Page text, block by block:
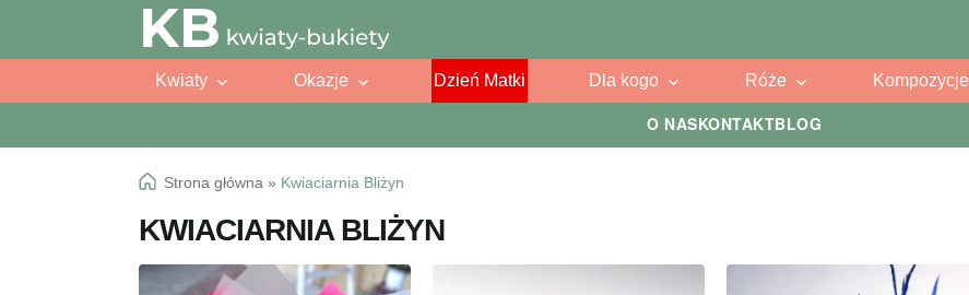
O NASKONTAKTBLOG
Przejdź
do
Przejdź
do
Kwiaty Okazje Dzień Matki Dla kogo Róże Kompozycje
Strona główna » Kwiaciarnia Bliżyn
KWIACIARNIA BLIŻYN